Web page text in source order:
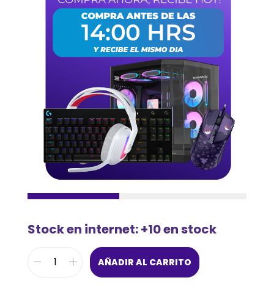
Stock en internet: +10 en stock
AÑADIR AL CARRITO